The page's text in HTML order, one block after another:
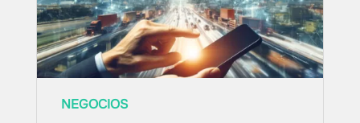
NEGOCIOS